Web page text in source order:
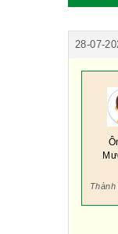
28-07-
Thành